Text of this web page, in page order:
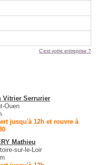
C'est votre entreprise ?
Vitrier Serrurier
Ouen
jusqu'à 12h et rouvre à
Mathieu
sur-le-Loir